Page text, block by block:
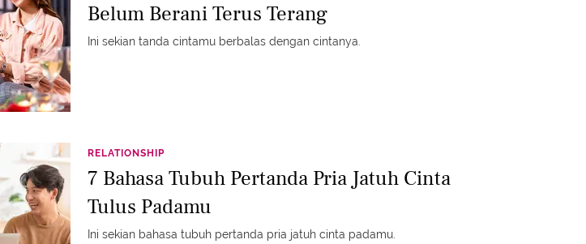
Belum Berani Terus Terang
Ini sekian tanda cintamu berbalas dengan cintanya.
RELATIONSHIP
7 Bahasa Tubuh Pertanda Pria Jatuh Cinta
Tulus Padamu
Ini sekian bahasa tubuh pertanda pria jatuh cinta padamu.